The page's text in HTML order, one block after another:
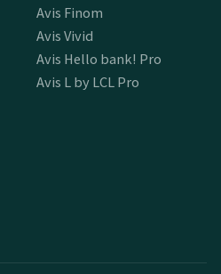
Avis Finom
Avis Vivid
Avis Hello bank! Pro
Avis L by LCL Pro